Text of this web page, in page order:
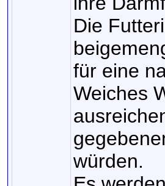
Die
für eine
Weiches
würden.